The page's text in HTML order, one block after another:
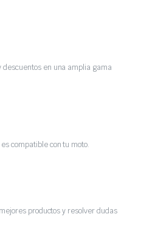
en una amplia gama
compatible con tu moto.
productos y resolver dudas